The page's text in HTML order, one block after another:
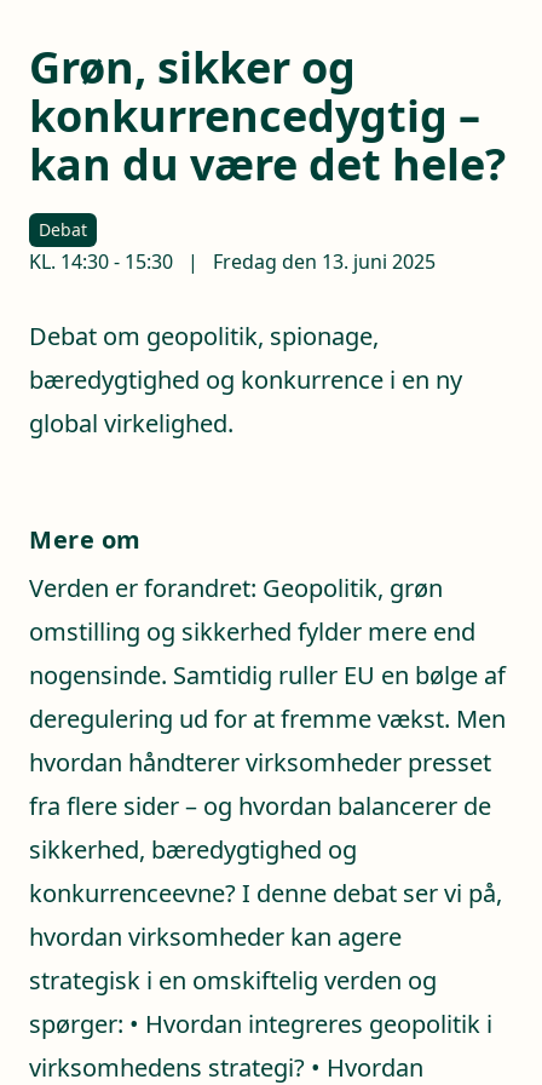
Grøn, sikker og
konkurrencedygtig –
kan du være det hele?
Debat
KL. 14:30- 15:30 | Fredag den 13. juni 2025
Debat om geopolitik, spionage,
bæredygtighed og konkurrence i en ny
global virkelighed.
Mere om
Verden er forandret: Geopolitik, grøn
omstilling og sikkerhed fylder mere end
nogensinde. Samtidig ruller EU en bølge af
deregulering ud for at fremme vækst. Men
hvordan håndterer virksomheder presset
fra flere sider – og hvordan balancerer de
sikkerhed, bæredygtighed og
konkurrenceevne? I denne debat ser vi på,
hvordan virksomheder kan agere
strategisk i en omskiftelig verden og
spørger: • Hvordan integreres geopolitik i
virksomhedens strategi? • Hvordan